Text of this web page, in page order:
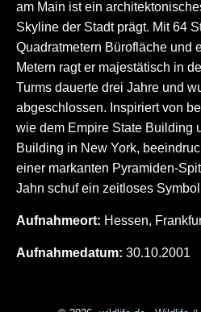
am Main ist ein
Skyline der Stadt prägt. Mit 64
Quadratmetern Bürofläche und
Metern ragt er majestätisch in
Turms dauerte drei Jahre und
abgeschlossen. Inspiriert von
wie dem Empire State Building
Building in New York,
einer markanten Pyramiden-
Jahn schuf ein zeitloses
Aufnahmeort: Hessen,
Aufnahmedatum: 30.10.2001